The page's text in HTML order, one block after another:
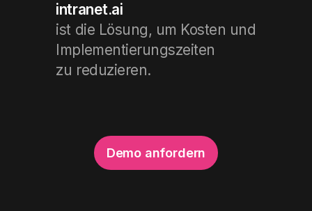
intranet.ai
ist die Lösung, um Kosten und
Implementierungszeiten
zu reduzieren.
Demo anfordern